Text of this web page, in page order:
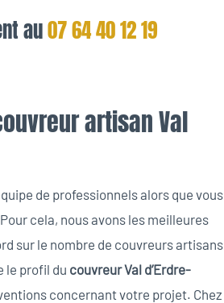
au07 64 40 12 19
artisan Val
de professionnels alors que vous
cela, nous avons les meilleures
sur le nombre de couvreurs artisans
le profil du couvreur Val d’Erdre-
concernant votre projet. Chez